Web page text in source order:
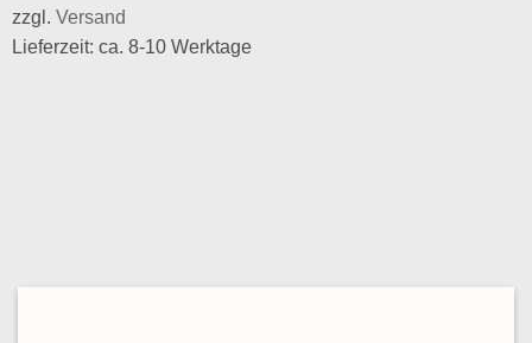
zzgl. Versand
Lieferzeit: ca. 8-10 Werktage